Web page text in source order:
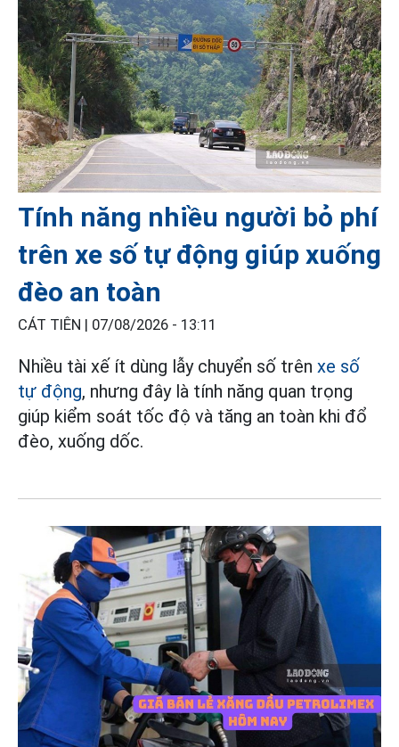
Tính năng nhiều người bỏ phí
trên xe số tự động giúp xuống
đèo an toàn
CÁT TIÊN | 07/08/2026 - 13:11
Nhiều tài xế ít dùng lẫy chuyển số trên xe số
tự động, nhưng đây là tính năng quan trọng
giúp kiểm soát tốc độ và tăng an toàn khi đổ
đèo, xuống dốc.